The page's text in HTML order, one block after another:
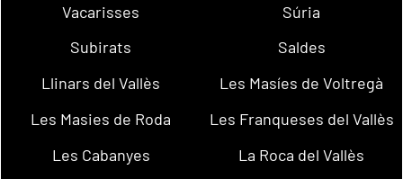
Vacarisses
Súria
Subirats
Saldes
Llinars del Vallès
Les Masíes de Voltregà
Les Masies de Roda
Les Franqueses del Vallès
Les Cabanyes
La Roca del Vallès